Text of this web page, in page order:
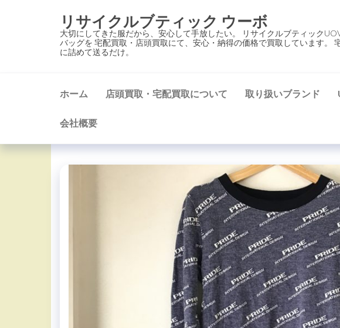
リサイクルブティック ウーボ
大切にしてきた服だから、安心して手放したい。 リサイクルブティック
バッグを 宅配買取・店頭買取にて、安心・納得の価格で買取しています。
に詰めて送るだけ。
ホーム 店頭買取・宅配買取について 取り扱いブランド
会社概要